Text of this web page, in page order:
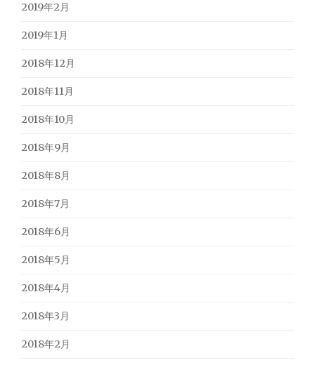
2019年2月
2019年1月
2018年12月
2018年11月
2018年10月
2018年9月
2018年8月
2018年7月
2018年6月
2018年5月
2018年4月
2018年3月
2018年2月